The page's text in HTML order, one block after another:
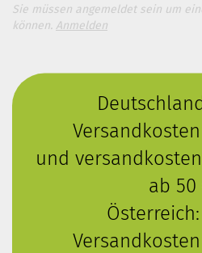
Sie müssen angemeldet sein um
können. Anmelden
und
ab 50